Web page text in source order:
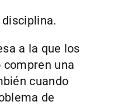
disciplina.
a la que los
una
cuando
de